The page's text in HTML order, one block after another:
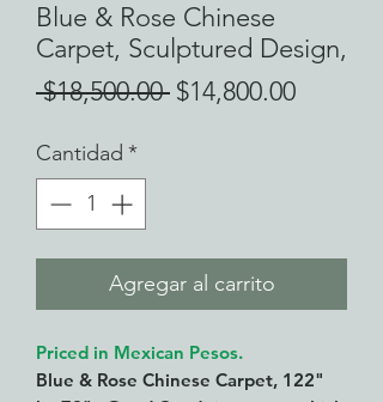
Blue & Rose Chinese
Carpet, Sculptured Design,
$18,500.00 Precio
$14,800.00Precio
Cantidad *
Agregar al carrito
Priced in Mexican Pesos.
Blue & Rose Chinese Carpet, 122"